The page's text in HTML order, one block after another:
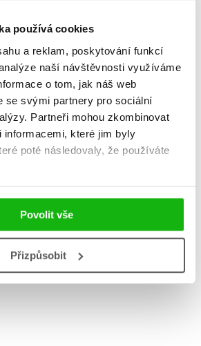
používá cookies
a reklam, poskytování funkcí
naší návštěvnosti využíváme
o tom, jak náš web
se svými partnery pro sociální
Partneři mohou zkombinovat
informacemi, které jim byly
poté následovaly, že používáte
Povolit vše
Přizpůsobit
Španělština pro
samouky a věčné
začátečníky
Ludmila Mlýnková
,
Olga Macíková
Do košíku
649 Kč
519 Kč
samouky
Jana
Do